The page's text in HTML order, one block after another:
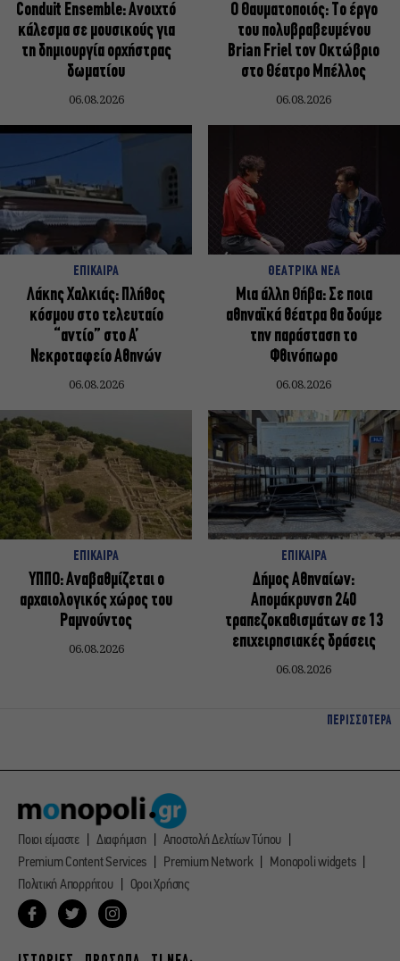
Conduit Ensemble: Ανοιχτό
κάλεσμα σε μουσικούς για
τη δημιουργία ορχήστρας
δωματίου
06.08.2026
Ο Θαυματοποιός: Το έργο
του πολυβραβευμένου
Brian Friel τον Οκτώβριο
στο Θέατρο Μπέλλος
06.08.2026
ΕΠΙΚΑΙΡΑ
Λάκης Χαλκιάς: Πλήθος
κόσμου στο τελευταίο
“αντίο” στο Α’
Νεκροταφείο Αθηνών
06.08.2026
ΘΕΑΤΡΙΚΑ ΝΕΑ
Μια άλλη Θήβα: Σε ποια
αθηναϊκά θέατρα θα δούμε
την παράσταση το
Φθινόπωρο
06.08.2026
ΕΠΙΚΑΙΡΑ
ΥΠΠΟ: Αναβαθμίζεται ο
αρχαιολογικός χώρος του
Ραμνούντος
06.08.2026
ΕΠΙΚΑΙΡΑ
Δήμος Αθηναίων:
Απομάκρυνση 240
τραπεζοκαθισμάτων σε 13
επιχειρησιακές δράσεις
06.08.2026
ΠΕΡΙΣΣΟΤΕΡΑ
Ποιοι είμαστε Διαφήμιση
Αποστολή Δελτίων Τύπου
Premium Content Services
Premium Network
Monopoli widgets
Πολιτική Απορρήτου
Οροι Χρήσης